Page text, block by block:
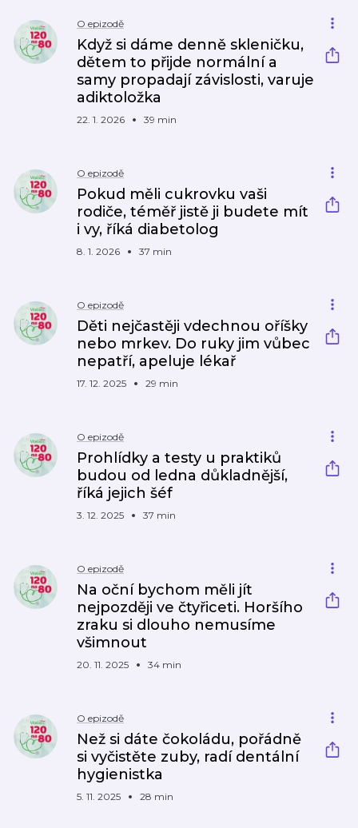
O epizodě
Když si dáme denně skleničku,
dětem to přijde normální a
samy propadají závislosti, varuje
adiktoložka
22. 1. 2026 39 min
O epizodě
Pokud měli cukrovku vaši
rodiče, téměř jistě ji budete mít
i vy, říká diabetolog
8. 1. 2026 37 min
O epizodě
Děti nejčastěji vdechnou oříšky
nebo mrkev. Do ruky jim vůbec
nepatří, apeluje lékař
17. 12. 2025 29 min
O epizodě
Prohlídky a testy u praktiků
budou od ledna důkladnější,
říká jejich šéf
3. 12. 2025 37 min
O epizodě
Na oční bychom měli jít
nejpozději ve čtyřiceti. Horšího
zraku si dlouho nemusíme
všimnout
20. 11. 2025 34 min
O epizodě
Než si dáte čokoládu, pořádně
si vyčistěte zuby, radí dentální
hygienistka
5. 11. 2025 28 min